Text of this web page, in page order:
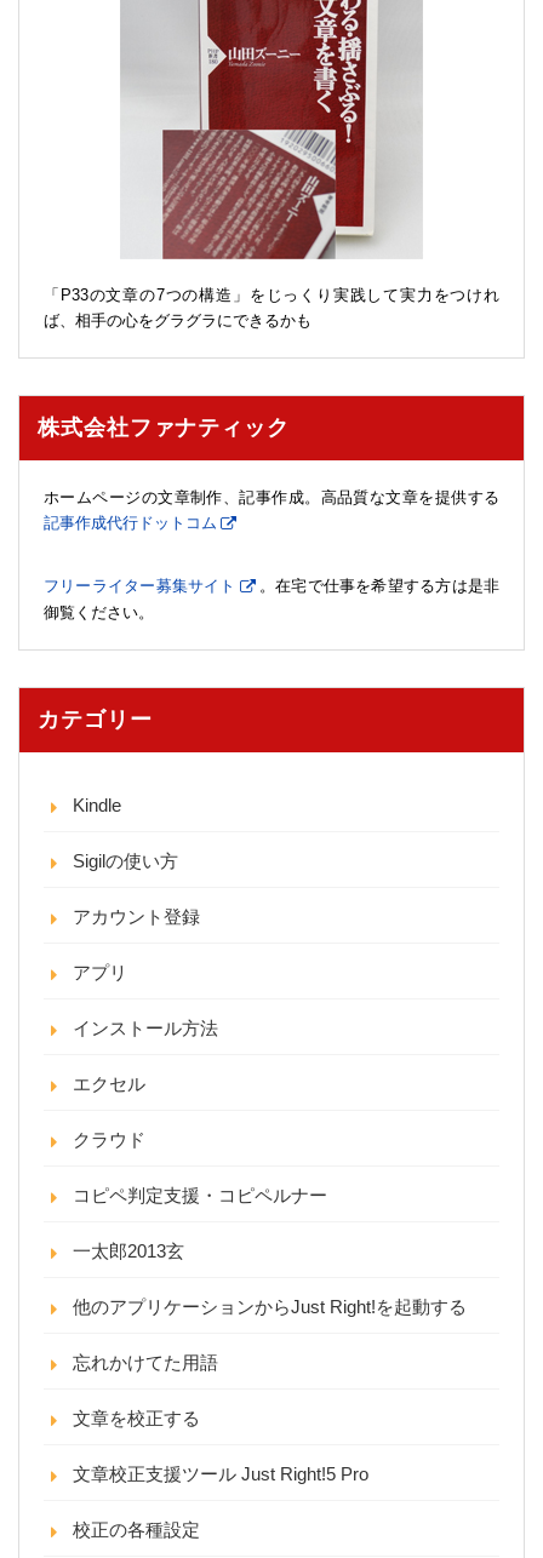
「P33の文章の7つの構造」をじっくり実践して実力をつけれ
ば、相手の心をグラグラにできるかも
株式会社ファナティック
ホームページの文章制作、記事作成。高品質な文章を提供する
記事作成代行ドットコム
フリーライター募集サイト
。在宅で仕事を希望する方は是非
御覧ください。
カテゴリー
Kindle
Sigilの使い方
アカウント登録
アプリ
インストール方法
エクセル
クラウド
コピペ判定支援・コピペルナー
一太郎2013玄
他のアプリケーションからJust Right!を起動する
忘れかけてた用語
文章を校正する
文章校正支援ツール Just Right!5 Pro
校正の各種設定